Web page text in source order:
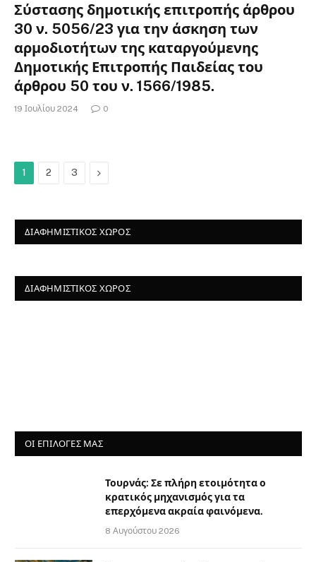
Σύστασης δημοτικής επιτροπής άρθρου
30 ν. 5056/23 για την άσκηση των
αρμοδιοτήτων της καταργούμενης
Δημοτικής Επιτροπής Παιδείας του
άρθρου 50 του ν. 1566/1985.
19 Ιουλίου 2024 0
1 2 3 Next
ΔΙΑΦΗΜΙΣΤΙΚΌΣ ΧΏΡΟΣ
ΔΙΑΦΗΜΙΣΤΙΚΌΣ ΧΏΡΟΣ
ΟΙ ΕΠΙΛΟΓΈΣ ΜΑΣ
Τουρνάς: Σε πλήρη ετοιμότητα ο
κρατικός μηχανισμός για τα
επερχόμενα ακραία φαινόμενα.
8 Αυγούστου 2026